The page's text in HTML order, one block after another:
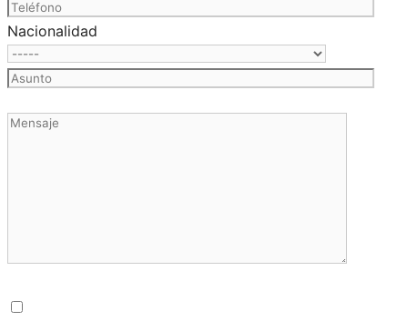
Nacionalidad